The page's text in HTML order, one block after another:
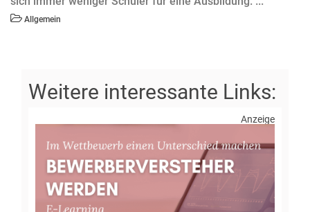
Allgemein
Anzeige